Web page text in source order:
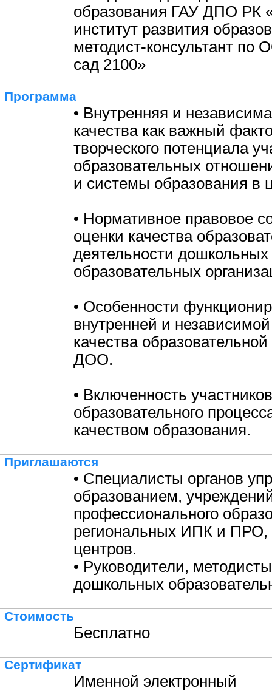
образования ГАУ ДПО РК
институт развития
методист-консультант по
сад 2100»
Программа
• Внутренняя и
качества как важный
творческого потенциала
образовательных
и системы образования в
• Нормативное правовое
оценки качества
деятельности дошкольных
образовательных
• Особенности
внутренней и
качества
ДОО.
• Включенность участников
образовательного
качеством образования.
Приглашаются
• Специалисты органов
образованием,
профессионального
региональных ИПК и ПРО,
центров.
• Руководители,
дошкольных
Стоимость
Бесплатно
Сертификат
Именной электронный